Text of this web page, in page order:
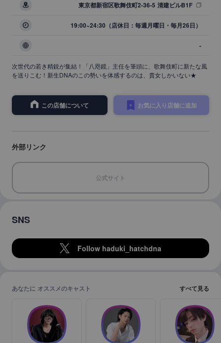
東京都新宿区歌舞伎町2-36-5 清建ビルB1F
19:00~24:30（店休日：毎週月曜日・毎月26日）
-
次世代の若き精鋭が集結！「八咫鏡」主任を筆頭に、歌舞伎町に新たな風
を送りこむ！新生DNAのこの勢いを体感するのは、貴女しかいない★
この店舗について お気に入り店舗に追加
外部リンク
公式サイト
SNS
Follow haduki_hatchdna
あなたに オススメのキャスト すべて見る